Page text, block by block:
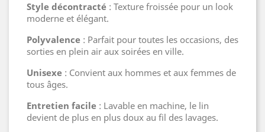
Style décontracté : Texture froissée pour un look
moderne et élégant.
Polyvalence : Parfait pour toutes les occasions, des
sorties en plein air aux soirées en ville.
Unisexe : Convient aux hommes et aux femmes de
tous âges.
Entretien facile : Lavable en machine, le lin
devient de plus en plus doux au fil des lavages.